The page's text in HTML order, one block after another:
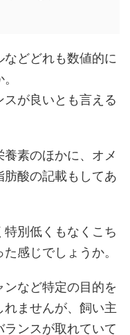
どどれも数値的に
が良いとも言える
素のほかに、オメ
酸の記載もしてあ
別低くもなくこち
感じでしょうか。
など特定の目的を
ませんが、飼い主
ンスが取れていて